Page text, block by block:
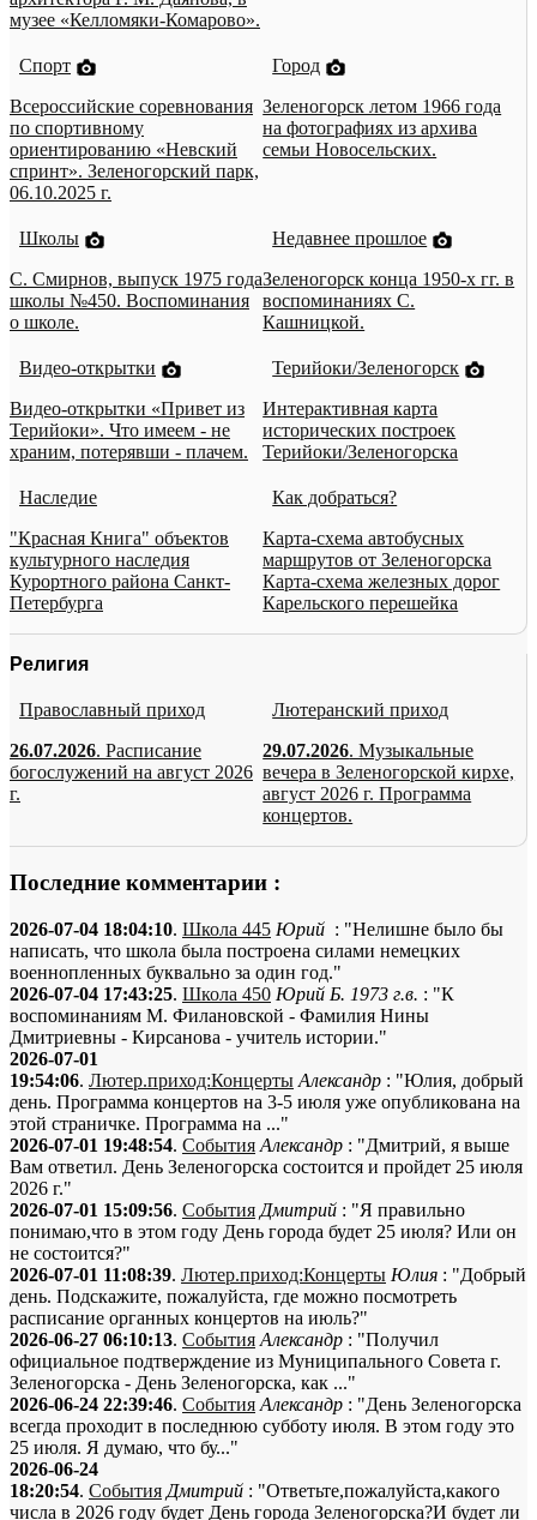
музее «Келломяки-Комарово».
Спорт
Всероссийские соревнования
по спортивному
ориентированию «Невский
спринт». Зеленогорский парк,
06.10.2025 г.
Город
Зеленогорск летом 1966 года
на фотографиях из архива
семьи Новосельских.
Школы
С. Смирнов, выпуск 1975 года
школы №450. Воспоминания
о школе.
Недавнее прошлое
Зеленогорск конца 1950-х гг. в
воспоминаниях С.
Кашницкой.
Видео-открытки
Видео-открытки «Привет из
Терийоки». Что имеем - не
храним, потерявши - плачем.
Терийоки/Зеленогорск
Интерактивная карта
исторических построек
Терийоки/Зеленогорска
Наследие
"Красная Книга" объектов
культурного наследия
Курортного района Санкт-
Петербурга
Как добраться?
Карта-схема автобусных
маршрутов от Зеленогорска
Карта-схема железных дорог
Карельского перешейка
Религия
Православный приход
26.07.2026. Расписание
богослужений на август 2026
г.
Лютеранский приход
29.07.2026. Музыкальные
вечера в Зеленогорской кирхе,
август 2026 г. Программа
концертов.
Последние комментарии :
2026-07-04 18:04:10. Школа 445 Юрий : "Нелишне было бы
написать, что школа была построена силами немецких
военнопленных буквально за один год."
2026-07-04 17:43:25. Школа 450 Юрий Б. 1973 г.в. : "К
воспоминаниям М. Филановской - Фамилия Нины
Дмитриевны - Кирсанова - учитель истории."
2026-07-01
19:54:06. Лютер.приход:Концерты Александр : "Юлия, добрый
день. Программа концертов на 3-5 июля уже опубликована на
этой страничке. Программа на ..."
2026-07-01 19:48:54. События Александр : "Дмитрий, я выше
Вам ответил. День Зеленогорска состоится и пройдет 25 июля
2026 г."
2026-07-01 15:09:56. События Дмитрий : "Я правильно
понимаю,что в этом году День города будет 25 июля? Или он
не состоится?"
2026-07-01 11:08:39. Лютер.приход:Концерты Юлия : "Добрый
день. Подскажите, пожалуйста, где можно посмотреть
расписание органных концертов на июль?"
2026-06-27 06:10:13. События Александр : "Получил
официальное подтверждение из Муниципального Совета г.
Зеленогорска - День Зеленогорска, как ..."
2026-06-24 22:39:46. События Александр : "День Зеленогорска
всегда проходит в последнюю субботу июля. В этом году это
25 июля. Я думаю, что бу..."
2026-06-24
18:20:54. События Дмитрий : "Ответьте,пожалуйста,какого
числа в 2026 году будет День города Зеленогорска?И будет ли